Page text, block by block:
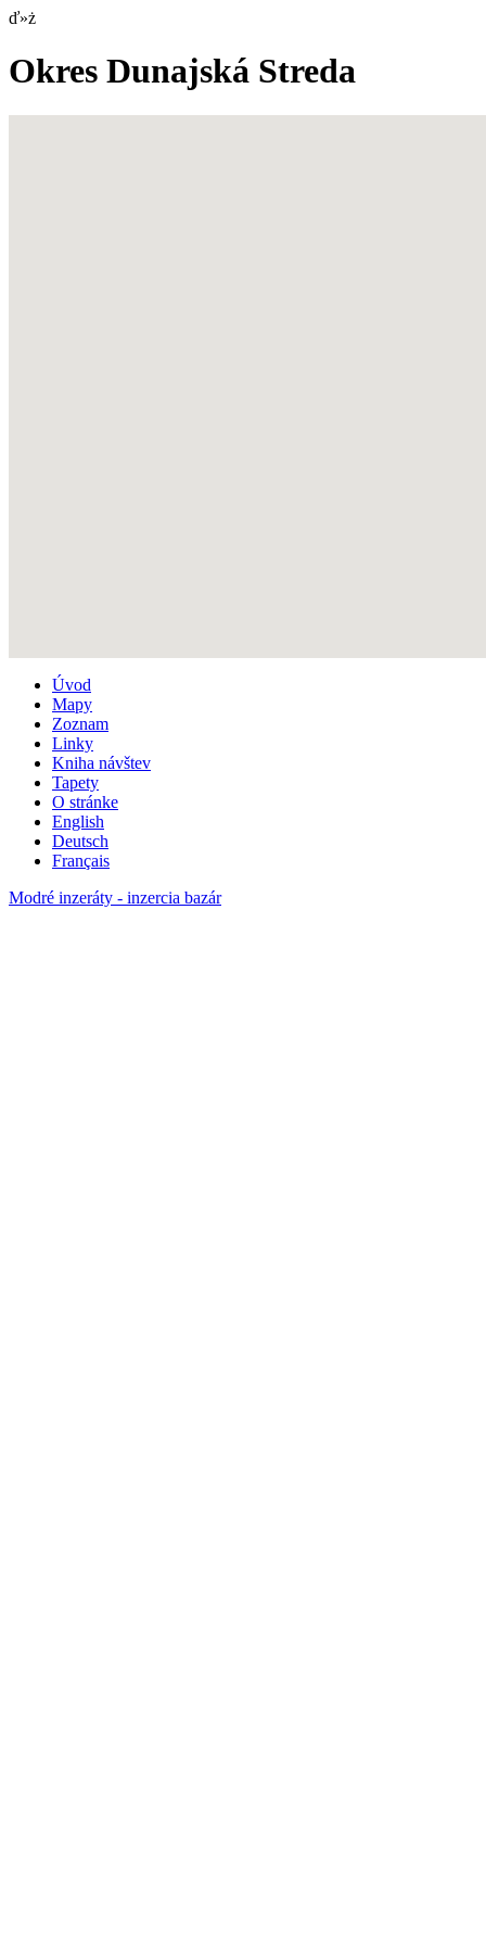
ď»ż
Okres Dunajská Streda
Úvod
Mapy
Zoznam
Linky
Kniha návštev
Tapety
O stránke
English
Deutsch
Français
Modré inzeráty - inzercia bazár